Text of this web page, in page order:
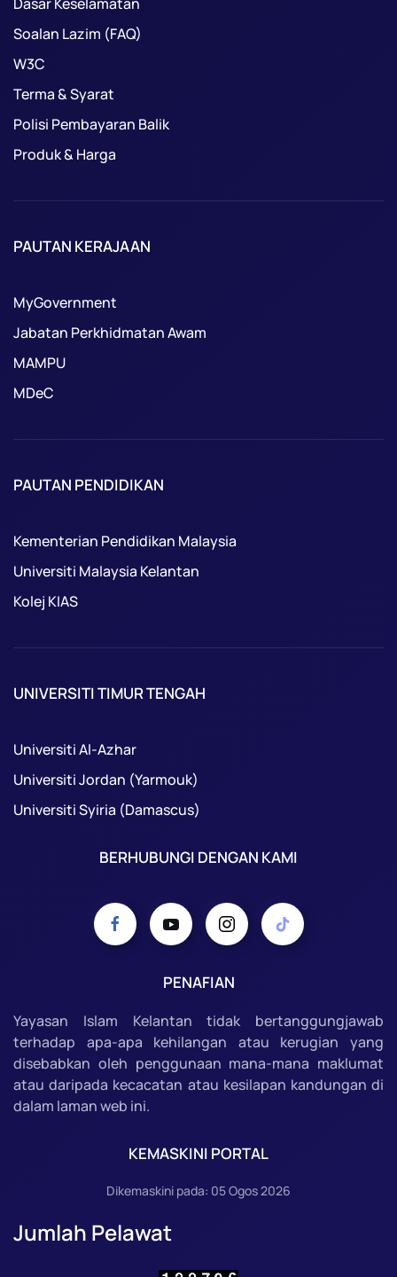
Soalan Lazim (FAQ)
W3C
Terma & Syarat
Polisi Pembayaran Balik
Produk & Harga
PAUTAN KERAJAAN
MyGovernment
Jabatan Perkhidmatan Awam
MAMPU
MDeC
PAUTAN PENDIDIKAN
Kementerian Pendidikan Malaysia
Universiti Malaysia Kelantan
Kolej KIAS
UNIVERSITI TIMUR TENGAH
Universiti Al-Azhar
Universiti Jordan (Yarmouk)
Universiti Syiria (Damascus)
BERHUBUNGI DENGAN KAMI
PENAFIAN
Yayasan Islam Kelantan tidak bertanggungjawab
terhadap apa-apa kehilangan atau kerugian yang
disebabkan oleh penggunaan mana-mana maklumat
atau daripada kecacatan atau kesilapan kandungan di
dalam laman web ini.
KEMASKINI PORTAL
Dikemaskini pada: 05 Ogos 2026
Jumlah Pelawat